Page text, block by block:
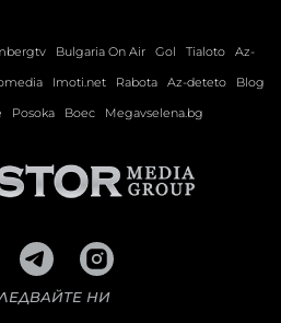
Bulgaria On Air Gol Tialoto
Az-
Imoti.net Rabota Az-deteto
Blog
Posoka Boec Megavselena.bg
НИ